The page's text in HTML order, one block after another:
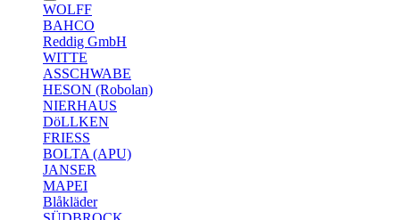
WOLFF
BAHCO
Reddig GmbH
WITTE
ASSCHWABE
HESON (Robolan)
NIERHAUS
DöLLKEN
FRIESS
BOLTA (APU)
JANSER
MAPEI
Blåkläder